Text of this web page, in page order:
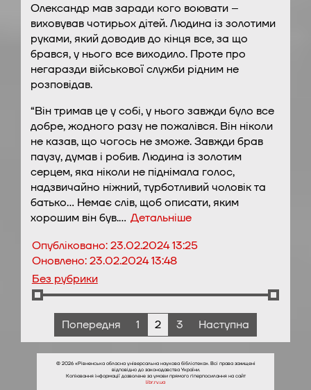
Олександр мав заради кого воювати –
виховував чотирьох дітей. Людина із золотими
руками, який доводив до кінця все, за що
брався, у нього все виходило. Проте про
негаразди військової служби рідним не
розповідав.
“Він тримав це у собі, у нього завжди було все
добре, жодного разу не пожалівся. Він ніколи
не казав, що чогось не зможе. Завжди брав
паузу, думав і робив. Людина із золотим
серцем, яка ніколи не піднімала голос,
надзвичайно ніжний, турботливий чоловік та
батько… Немає слів, щоб описати, яким
хорошим він був.… Детальніше
Опубліковано:23.02.2024 13:25
Оновлено:23.02.2024 13:48
Без рубрики
Попередня 1 2 3 Наступна
© 2026 «Рівненська обласна універсальна наукова бібліотека». Всі права захищені
відповідно до законодавства України.
Копіювання інформації дозволене за умови прямого гіперпосилання на сайт
libr.rv.ua